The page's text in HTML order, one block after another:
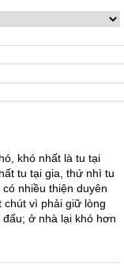
khó nhất là tu tại
tu tại gia, thứ nhì tu
nhiều thiện duyên
vì phải giữ lòng
ở nhà lại khó hơn